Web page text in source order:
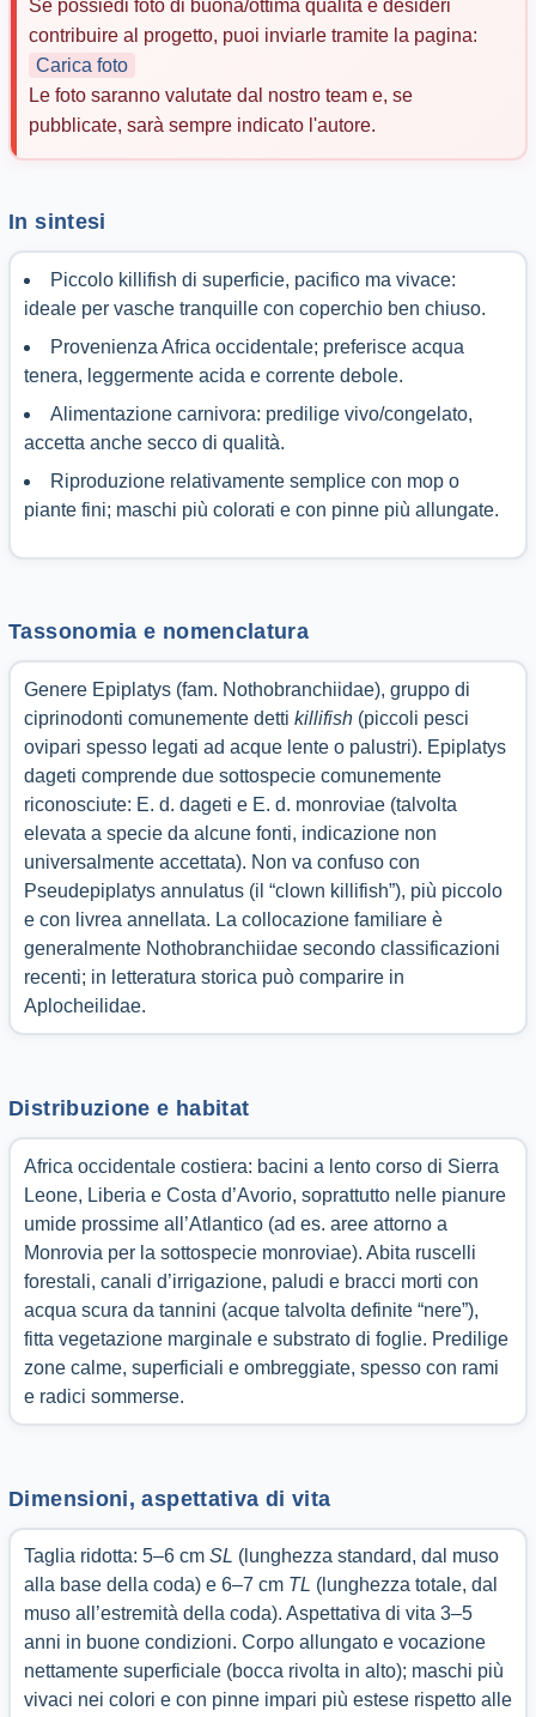
Se possiedi foto di buona/ottima qualità e desideri
contribuire al progetto, puoi inviarle tramite la pagina:
Carica foto
Le foto saranno valutate dal nostro team e, se
pubblicate, sarà sempre indicato l'autore.
In sintesi
Piccolo killifish di superficie, pacifico ma vivace:
ideale per vasche tranquille con coperchio ben chiuso.
Provenienza Africa occidentale; preferisce acqua
tenera, leggermente acida e corrente debole.
Alimentazione carnivora: predilige vivo/congelato,
accetta anche secco di qualità.
Riproduzione relativamente semplice con mop o
piante fini; maschi più colorati e con pinne più allungate.
Tassonomia e nomenclatura
Genere Epiplatys (fam. Nothobranchiidae), gruppo di
ciprinodonti comunemente detti killifish(piccoli pesci
ovipari spesso legati ad acque lente o palustri). Epiplatys
dageti comprende due sottospecie comunemente
riconosciute: E. d. dageti e E. d. monroviae (talvolta
elevata a specie da alcune fonti, indicazione non
universalmente accettata). Non va confuso con
Pseudepiplatys annulatus (il “clown killifish”), più piccolo
e con livrea annellata. La collocazione familiare è
generalmente Nothobranchiidae secondo classificazioni
recenti; in letteratura storica può comparire in
Aplocheilidae.
Distribuzione e habitat
Africa occidentale costiera: bacini a lento corso di Sierra
Leone, Liberia e Costa d’Avorio, soprattutto nelle pianure
umide prossime all’Atlantico (ad es. aree attorno a
Monrovia per la sottospecie monroviae). Abita ruscelli
forestali, canali d’irrigazione, paludi e bracci morti con
acqua scura da tannini (acque talvolta definite “nere”),
fitta vegetazione marginale e substrato di foglie. Predilige
zone calme, superficiali e ombreggiate, spesso con rami
e radici sommerse.
Dimensioni, aspettativa di vita
Taglia ridotta: 5–6 cm SL (lunghezza standard, dal muso
alla base della coda) e 6–7 cm TL (lunghezza totale, dal
muso all’estremità della coda). Aspettativa di vita 3–5
anni in buone condizioni. Corpo allungato e vocazione
nettamente superficiale (bocca rivolta in alto); maschi più
vivaci nei colori e con pinne impari più estese rispetto alle